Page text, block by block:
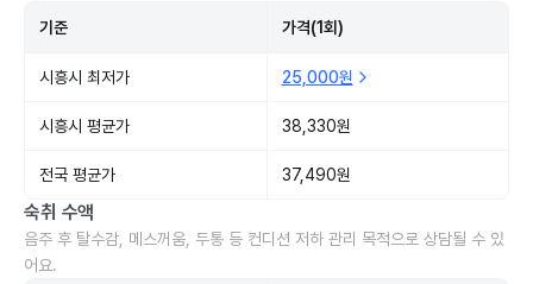
기준 가격(1회)
시흥시 최저가 25,000원
시흥시 평균가 38,330원
전국 평균가 37,490원
숙취 수액
음주 후 탈수감, 메스꺼움, 두통 등 컨디션 저하 관리 목적으로 상담될 수 있
어요.